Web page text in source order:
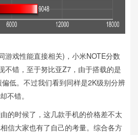
戏性能直接相关)，小米NOTE分数
不错，至于努比亚Z7，由于搭载的是
低。不过我们看到同样是2K级别分辨
不错。
时候了，这几款手机的价格差不太
信大家也有了自己的考量。综合各方